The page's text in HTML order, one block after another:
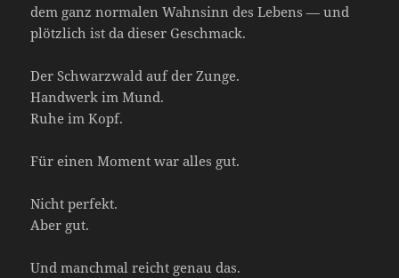
dem ganz normalen Wahnsinn des Lebens — und
plötzlich ist da dieser Geschmack.
Der Schwarzwald auf der Zunge.
Handwerk im Mund.
Ruhe im Kopf.
Für einen Moment war alles gut.
Nicht perfekt.
Aber gut.
Und manchmal reicht genau das.